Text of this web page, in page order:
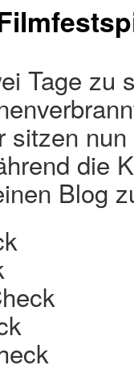
Tage zu
sitzen
die
Blog